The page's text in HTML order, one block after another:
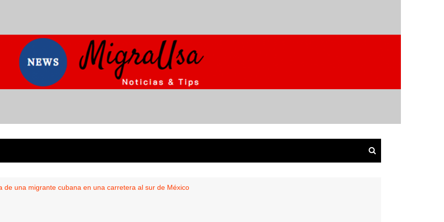
de una migrante cubana en una carretera al sur de México